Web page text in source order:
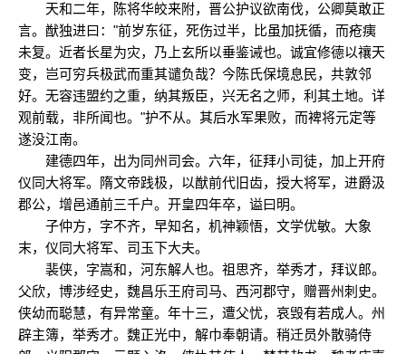
天和二年，陈将华皎来附，晋公护议欲南伐，公卿莫敢正
言。猷独进曰："前岁东征，死伤过半，比虽加抚循，而疮痍
未复。近者长星为灾，乃上玄所以垂鉴诫也。诚宜修德以禳天
变，岂可穷兵极武而重其谴负哉？今陈氏保境息民，共敦邻
好。无容违盟约之重，纳其叛臣，兴无名之师，利其土地。详
观前载，非所闻也。"护不从。其后水军果败，而裨将元定等
遂没江南。
建德四年，出为同州司会。六年，征拜小司徒，加上开府
仪同大将军。隋文帝践极，以猷前代旧齿，授大将军，进爵汲
郡公，增邑通前三千户。开皇四年卒，谥曰明。
子仲方，字不齐，早知名，机神颖悟，文学优敏。大象
末，仪同大将军、司玉下大夫。
裴侠，字嵩和，河东解人也。祖思齐，举秀才，拜议郎。
父欣，博涉经史，魏昌乐王府司马、西河郡守，赠晋州刺史。
侠幼而聪慧，有异常童。年十三，遭父忧，哀毁有若成人。州
辟主簿，举秀才。魏正光中，解巾奉朝请。稍迁员外散骑侍